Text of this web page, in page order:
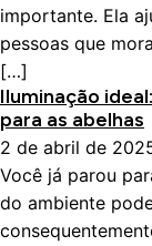
importante. Ela
pessoas que
[…]
Iluminação
para as abelhas
2 de abril de
Você já parou
do ambiente